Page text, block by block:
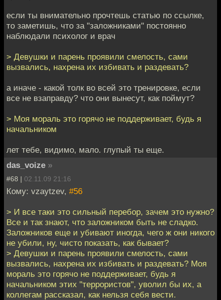
если ты внимательно прочтешь статью по ссылке,
то заметишь, что за "заложниками" постоянно
наблюдали психолог и врач
> Девушки и парень проявили смелость, сами
вызвались, нахрена их избивать и раздевать?
а иначе - какой толк во всей это тренировке, если
все не взаправду? что они вынесут, как поймут?
> Моя мораль это горячо не поддерживает, будь я
начальником
лет тебе, видимо, мало. глупый ты еще.
das_voize »
#68 | 02.11.09 21:16
Кому: vzaytzev, #56
> И все таки это сильный перебор, зачем это нужно?
Все и так знают, что заложником быть не сладко.
Заложников еще и убивают иногда, чего ж они никого
не убили, ну, чисто показать, как бывает?
> Девушки и парень проявили смелость, сами
вызвались, нахрена их избивать и раздевать? Моя
мораль это горячо не поддерживает, будь я
начальником этих "террористов", уволил бы их, а
коллегам рассказал, как нельзя себя вести.